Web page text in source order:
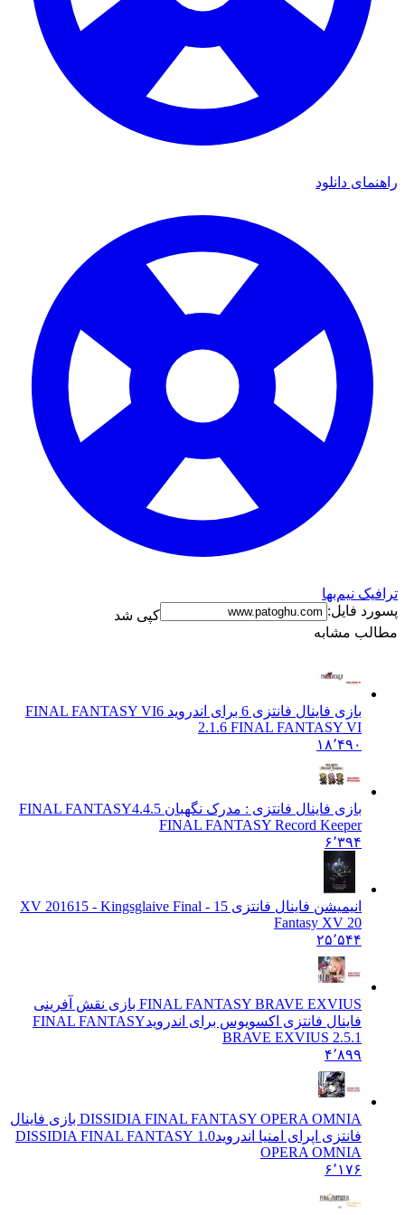
دانلود
نیم‌بها
فایل:
کپی شد
مشابه
بازی فاینال فانتزی 6 برای اندروید FINAL FANTASY VI
6
2.1.6 FINAL FANTASY VI
۱۸٬۴۹۰
بازی فاینال فانتزی : مدرک نگهبان FINAL FANTASY 4.4.5
FINAL FANTASY Record Keeper
انیمیشن فاینال فانتزی 15 - XV 2016
15 - Kingsglaive Final
Fantasy XV 20
۲۵٬۵۴۴
FINAL FANTASY BRAVE EXVIUS بازی نقش آفرینی
فاینال فانتزی اکسویوس برای اندروید FINAL FANTASY
BRAVE EXVIUS 2.5.1
DISSIDIA FINAL FANTASY OPERA OMNIA بازی فاینال
فانتزی اپرای امنیا اندروید
1.0 DISSIDIA FINAL FANTASY
OPERA OMNIA